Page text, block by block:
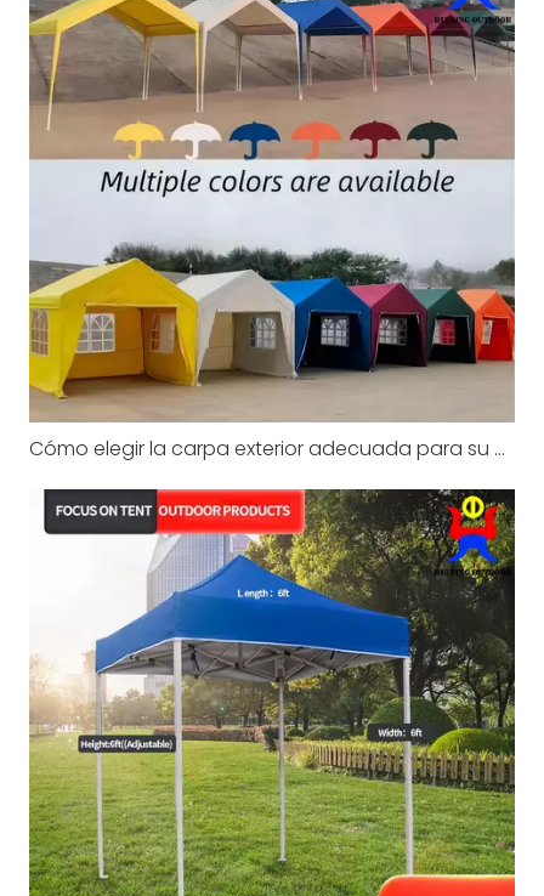
Cómo elegir la carpa exterior adecuada para su próximo evento